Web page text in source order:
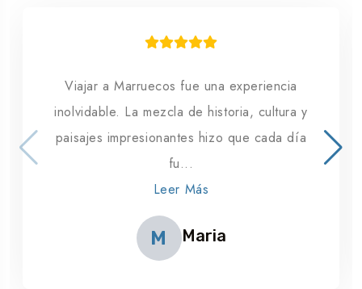
Viajar a Marruecos fue una experiencia
inolvidable. La mezcla de historia, cultura y
paisajes impresionantes hizo que cada día
fu...
Leer Más
M Maria